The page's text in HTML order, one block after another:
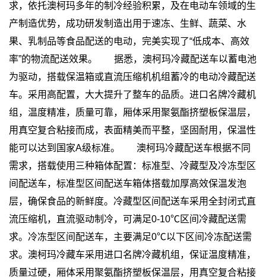
求，依托澳柯玛多年的制冷经验积累，及在电动车领域的生
产制造优势，成功研发制造出用于速冻、生鲜、蔬菜、水
果、乳制品等食品配送的电动，完美实现了“低成本、高效
率”的物流配送效果。
据悉，澳柯玛冷藏配送车以蓄电池
为驱动，搭载保温箱或直流压缩机机组蓄冷的电动冷藏配送
车。采用高配置，大大提升了整车的品质。进口名牌冷藏机
组，温度精准，质量可靠，厢体采用聚氨酯挤塑板保温层，
用真空复合粘接而成，表面精美而平整，坚固耐用，保温性
能可以达到国家A级标准。
澳柯玛冷藏配送车根据不同
需求，搭载使用三种箱体配置：标准型、冷藏型及冷冻型区
间配送车，标准型区间配送车箱体搭载加厚高效保温发泡
层，确保食品的新鲜度。冷藏型区间配送车采用全封闭式直
流压缩机，直流驱动制冷，可满足0-10℃区间冷藏配送需
求。冷冻型区间配送车，主要满足0℃以下区间冷冻配送需
求。澳柯玛冷藏车采用进口名牌冷藏机组，保证温度精准，
质量过硬，厢体采用聚氨酯挤塑板保温层，用真空复合粘接